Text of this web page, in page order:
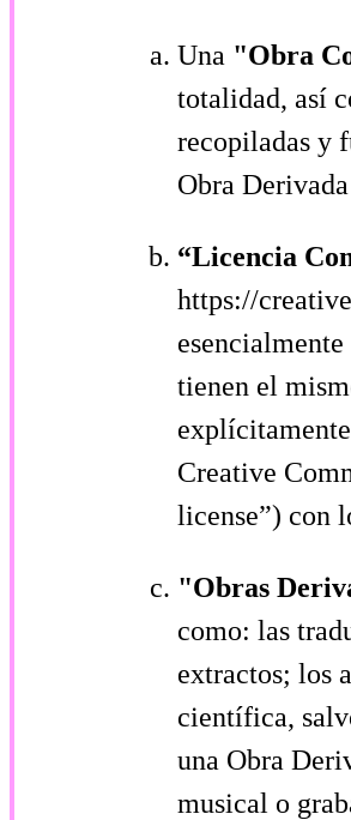
Una "Obra
totalidad, así
recopiladas y
Obra
“Licencia
https://
tienen el
Creative
license”) con
"Obras
como: las
extractos; los
científica,
una Obra
musical o